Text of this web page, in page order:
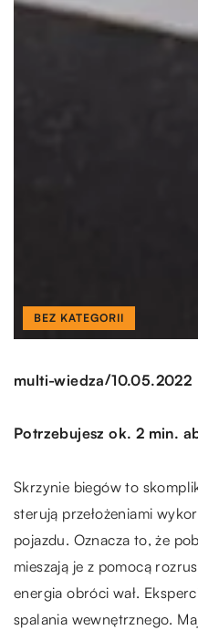
BEZ KATEGORII
multi-wiedza/10.05.2022
Potrzebujesz ok. 2 min.
Skrzynie biegów to
sterują przełożeniami
pojazdu. Oznacza to, że
mieszają je z pomocą
energia obróci wał.
spalania wewnętrznego.